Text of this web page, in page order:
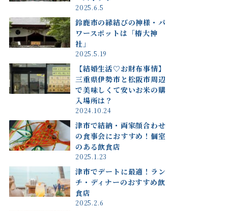
2025.6.5
鈴鹿市の縁結びの神様・パ
ワースポットは「椿大神
社」
2025.5.19
【結婚生活♡お財布事情】
三重県伊勢市と松阪市周辺
で美味しくて安いお米の購
入場所は？
2024.10.24
津市で結納・両家顔合わせ
の食事会におすすめ！個室
のある飲食店
2025.1.23
津市でデートに最適！ラン
チ・ディナーのおすすめ飲
食店
2025.2.6